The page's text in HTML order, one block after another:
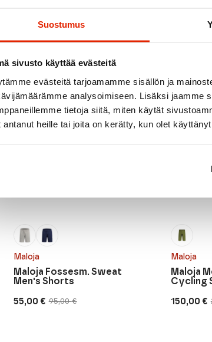
Suostumus
sivusto käyttää evästeitä
evästeitä tarjoamamme sisällön ja
analysoimiseen. Lisäksi jaamme
tietoja siitä, miten käytät
antanut heille tai joita on kerätty, kun olet käyttänyt
Maloja
95,00€
Original
55,00 €
Current
Maloja Fossesm. Sweat
Men's Shorts
Maloja
Original
150,00 €
Current
Maloja
Cycling